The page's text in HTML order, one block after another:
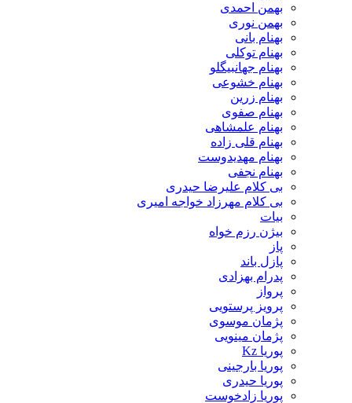
بهمن احمدی
بهمن نوری
بهنام بانی
بهنام توکلی
بهنام جهانبیگلو
بهنام خشوعی
بهنام زرین
بهنام صفوی
بهنام علمشاهی
بهنام قلی زاده
بهنام مهدیدوست
بهنام نجفی
بی کلام علیرضا حیدری
بی کلام مهرزاد خواجه امیری
بیات
بیژن رزم خواه
پاز
پازل باند
پدرام بهزادی
پرواز
پرویز پرستویی
پژمان موسوی
پژمان مینویی
پوریا Kz
پوریا بارجینی
پوریا حیدری
پوریا زادخوست